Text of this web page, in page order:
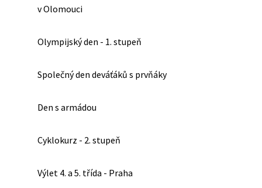
v Olomouci
Olympijský den - 1. stupeň
Společný den deváťáků s prvňáky
Den s armádou
Cyklokurz - 2. stupeň
Výlet 4. a 5. třída - Praha